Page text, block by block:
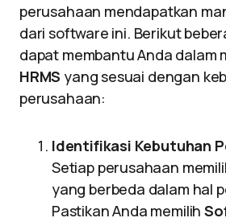
perusahaan mendapatkan
dari software ini. Berikut
dapat membantu Anda dalam
HRMS yang sesuai dengan
perusahaan:
Identifikasi Kebutuhan
Setiap perusahaan
yang berbeda dalam hal
Pastikan Anda memilih